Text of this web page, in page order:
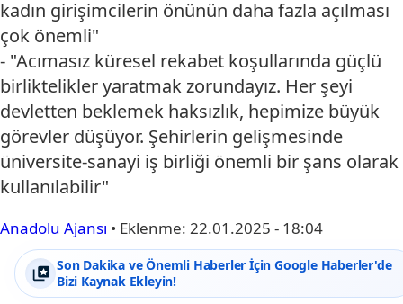
kadın girişimcilerin önünün daha fazla açılması
çok önemli"
- "Acımasız küresel rekabet koşullarında güçlü
birliktelikler yaratmak zorundayız. Her şeyi
devletten beklemek haksızlık, hepimize büyük
görevler düşüyor. Şehirlerin gelişmesinde
üniversite-sanayi iş birliği önemli bir şans olarak
kullanılabilir"
Anadolu Ajansı • Eklenme: 22.01.2025 - 18:04
Son Dakika ve Önemli Haberler İçin Google Haberler'de
Bizi Kaynak Ekleyin!